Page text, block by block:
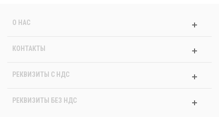
О НАС
КОНТАКТЫ
РЕКВИЗИТЫ C НДС
РЕКВИЗИТЫ БЕЗ НДС